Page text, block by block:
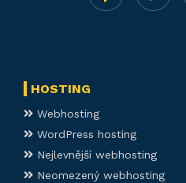
HOSTING
Webhosting
WordPress hosting
Nejlevnější webhosting
Neomezený webhosting